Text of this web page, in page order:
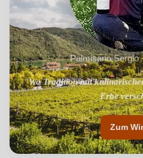
Palmisano Sergio
"Wo Tradition mit
Erbe
"Besten Weine
Zum